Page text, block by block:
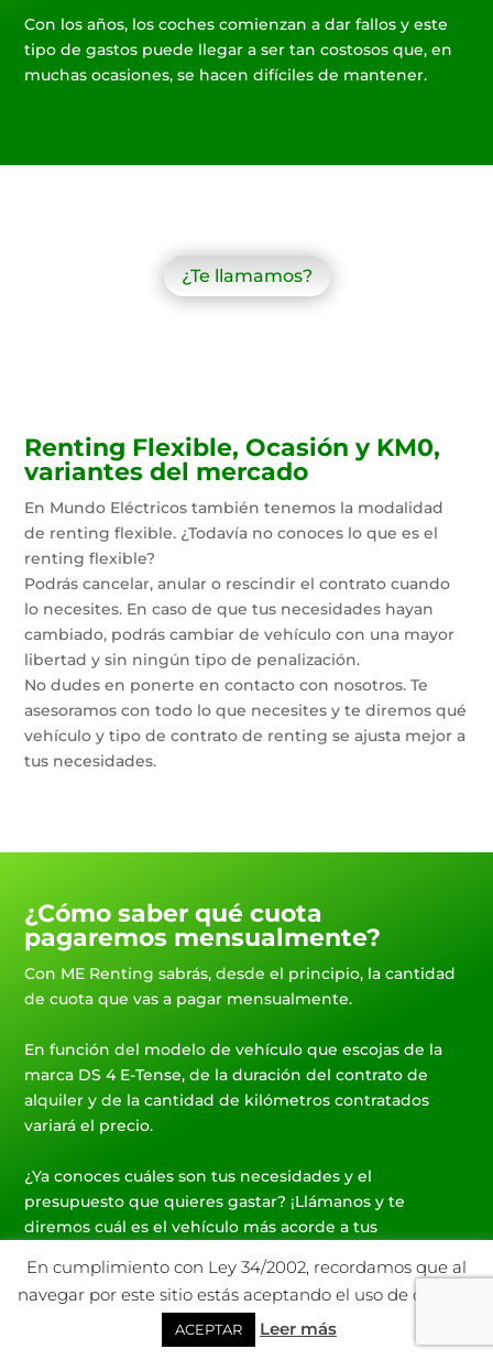
Con los años, los coches comienzan a dar fallos y este
tipo de gastos puede llegar a ser tan costosos que, en
muchas ocasiones, se hacen difíciles de mantener.
¿Te llamamos?
Renting Flexible, Ocasión y KM0,
variantes del mercado
En Mundo Eléctricos también tenemos la modalidad
de renting flexible. ¿Todavía no conoces lo que es el
renting flexible?
Podrás cancelar, anular o rescindir el contrato cuando
lo necesites. En caso de que tus necesidades hayan
cambiado, podrás cambiar de vehículo con una mayor
libertad y sin ningún tipo de penalización.
No dudes en ponerte en contacto con nosotros. Te
asesoramos con todo lo que necesites y te diremos qué
vehículo y tipo de contrato de renting se ajusta mejor a
tus necesidades.
¿Cómo saber qué cuota
pagaremos mensualmente?
Con ME Renting sabrás, desde el principio, la cantidad
de cuota que vas a pagar mensualmente.
En función del modelo de vehículo que escojas de la
marca DS 4 E-Tense, de la duración del contrato de
alquiler y de la cantidad de kilómetros contratados
variará el precio.
¿Ya conoces cuáles son tus necesidades y el
presupuesto que quieres gastar? ¡Llámanos y te
diremos cuál es el vehículo más acorde a tus
En cumplimiento con Ley 34/2002, recordamos que al
navegar por este sitio estás aceptando el uso de cookies.
ACEPTAR Leer más